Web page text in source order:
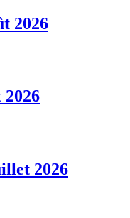
2026
2026
2026